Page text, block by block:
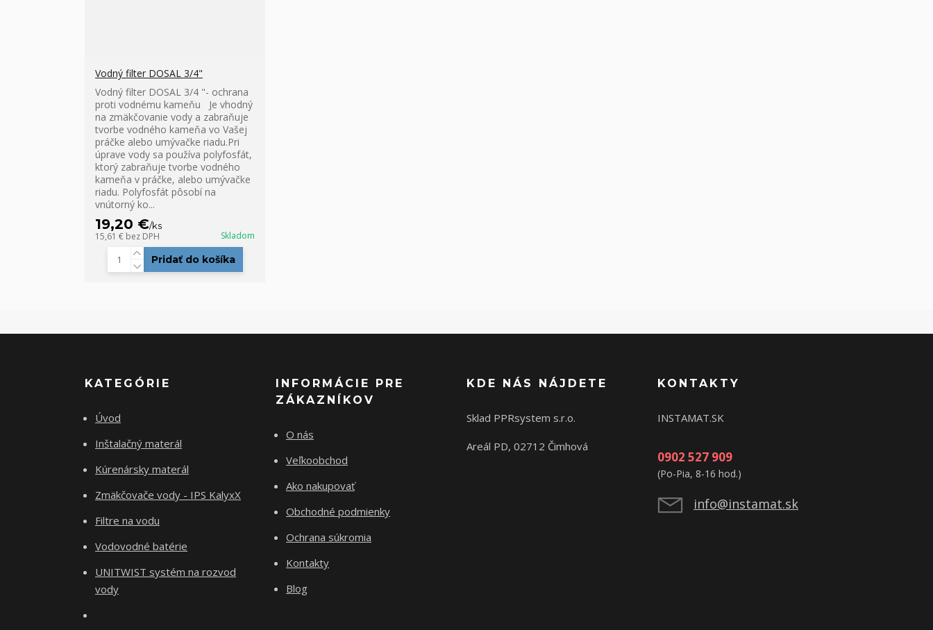
Vodný filter DOSAL 3/4"
Vodný filter DOSAL 3/4 "- ochrana
proti vodnému kameňu Je vhodný
na zmäkčovanie vody a zabraňuje
tvorbe vodného kameňa vo Vašej
práčke alebo umývačke riadu.Pri
úprave vody sa používa polyfosfát,
ktorý zabraňuje tvorbe vodného
kameňa v práčke, alebo umývačke
riadu. Polyfosfát pôsobí na
vnútorný ko...
19,20 €/ks
15,61 € bez DPH Skladom
Pridať do košíka
KATEGÓRIE
Úvod
Inštalačný materál
Kúrenársky materál
Zmäkčovače vody - IPS KalyxX
Filtre na vodu
Vodovodné batérie
UNITWIST systém na rozvod
vody
INFORMÁCIE PRE
ZÁKAZNÍKOV
O nás
Veľkoobchod
Ako nakupovať
Obchodné podmienky
Ochrana súkromia
Kontakty
Blog
KDE NÁS NÁJDETE
Sklad PPRsystem s.r.o.
Areál PD, 02712 Čimhová
KONTAKTY
INSTAMAT.SK
0902 527 909
(Po-Pia, 8-16 hod.)
info@instamat.sk